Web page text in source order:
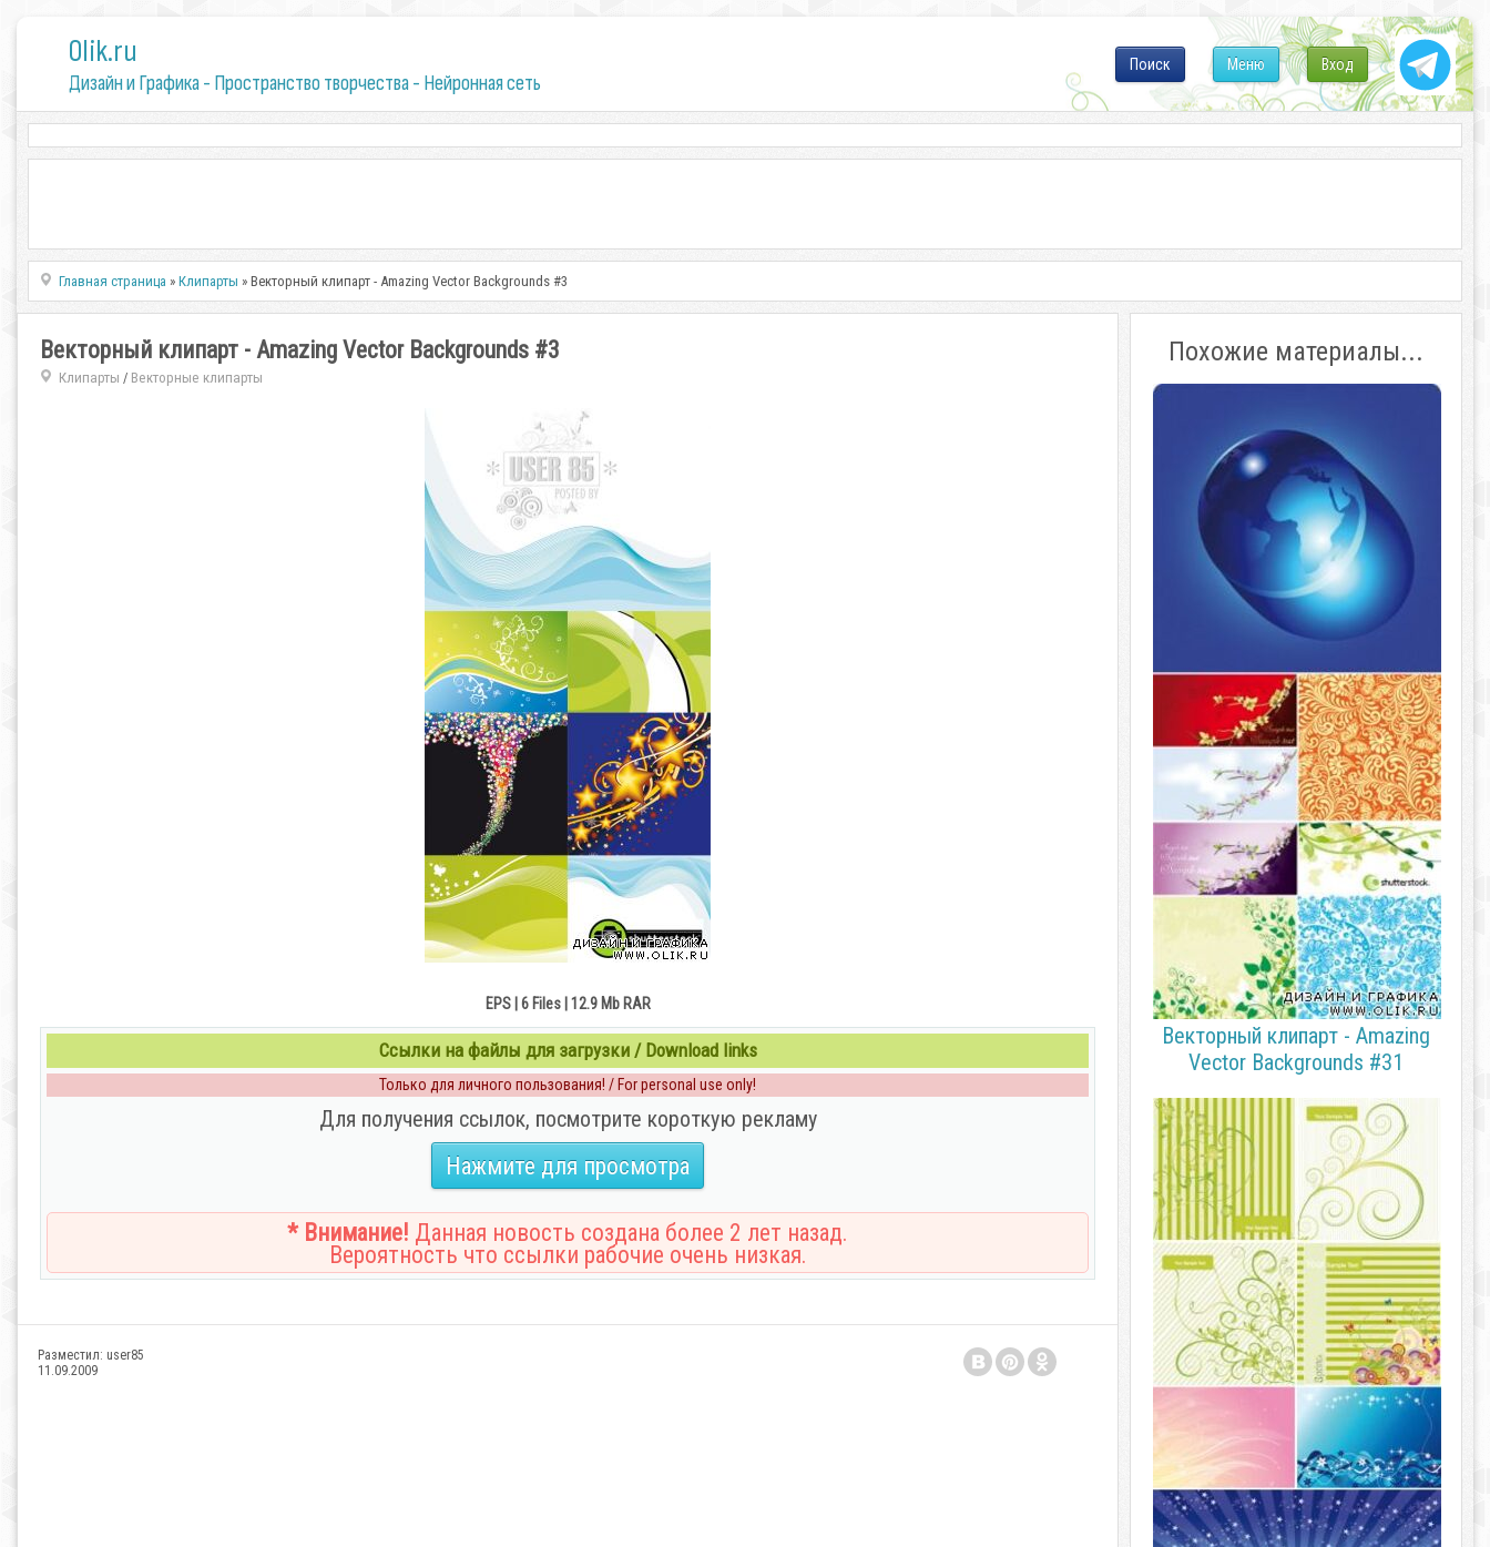
0lik.ru
Дизайн и Графика - Пространство творчества - Нейронная сеть
Вход
Меню
Поиск
Главная страница »Клипарты » Векторный клипарт - Amazing Vector Backgrounds #3
Векторный клипарт - Amazing Vector Backgrounds #3
Клипарты / Векторные клипарты
EPS | 6 Files | 12.9 Mb RAR
Ссылки на файлы для загрузки / Download links
Только для личного пользования! / For personal use only!
Для получения ссылок, посмотрите короткую рекламу
Нажмите для просмотра
* Внимание! Данная новость создана более 2 лет назад.
Вероятность что ссылки рабочие очень низкая.
Разместил: user85
11.09.2009
Похожие материалы...
Векторный клипарт - Amazing
Vector Backgrounds #31